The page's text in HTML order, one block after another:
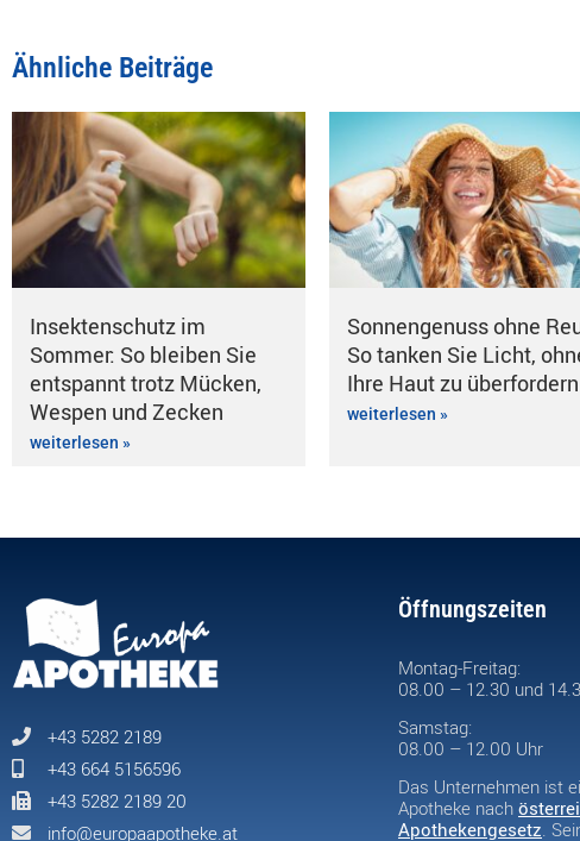
Ähnliche Beiträge
Insektenschutz im
Sommer: So bleiben Sie
entspannt trotz Mücken,
Wespen und Zecken
weiterlesen »
Sonnengenuss ohne
So tanken Sie Licht,
Ihre Haut zu überfordern
weiterlesen »
+43 5282 2189
+43 664 5156596
+43 5282 2189 20
info@europaapotheke.at
Öffnungszeiten
Montag-Freitag:
08.00 – 12.30 und
Samstag:
08.00 – 12.00 Uhr
Das Unternehmen ist
Apotheke nach
Apothekengesetz.